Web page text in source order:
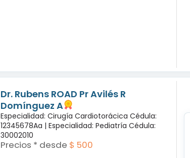
Dr. Rubens ROAD Pr Avilés R
Domínguez A
Especialidad: Cirugía Cardiotorácica Cédula:
12345678Aa | Especialidad: Pediatría Cédula:
30002010
Precios * desde $ 500